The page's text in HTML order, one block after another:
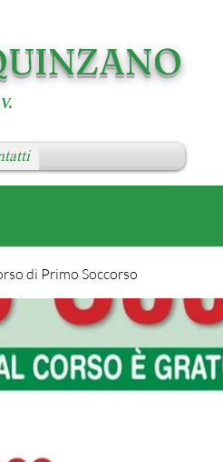
di Primo Soccorso